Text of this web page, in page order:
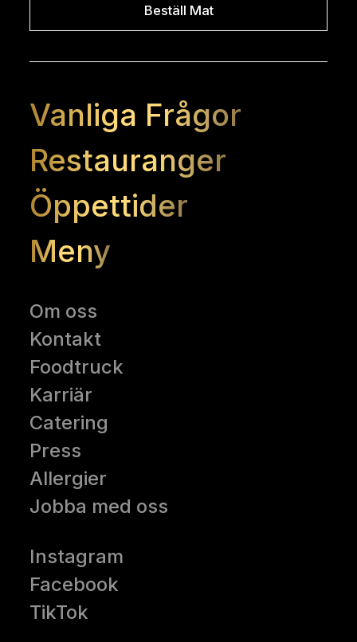
Beställ Mat
Om oss
Kontakt
Foodtruck
Karriär
Catering
Press
Allergier
Jobba med oss
Instagram
Facebook
TikTok
Vanliga Frågor
Restauranger
Öppettider
Meny